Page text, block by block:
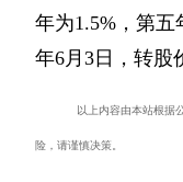
年为1.5%，第
年6月3日，转股
以上内容由本站根据
险，请谨慎决策。